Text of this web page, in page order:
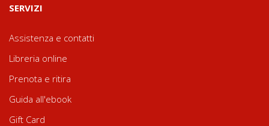
SERVIZI
Assistenza e contatti
Libreria online
Prenota e ritira
Guida all'ebook
Gift Card